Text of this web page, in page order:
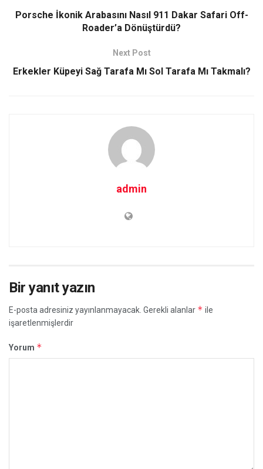
Porsche İkonik Arabasını Nasıl 911 Dakar Safari Off-
Roader’a Dönüştürdü?
Next Post
Erkekler Küpeyi Sağ Tarafa Mı Sol Tarafa Mı Takmalı?
admin
Bir yanıt yazın
E-posta adresiniz yayınlanmayacak. Gerekli alanlar * ile
işaretlenmişlerdir
Yorum *